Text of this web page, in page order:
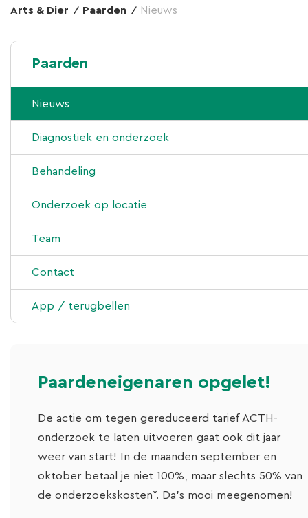
Arts & Dier Paarden Nieuws
Paarden
Nieuws
Diagnostiek en onderzoek
1e- en 2e lijns diergeneeskundige zorg
Aan- en verkoopkeuringen
Klinisch keuren/ -onderzoek
Scopie
Röntgenonderzoek
Mobiele röntgen
Chiropractie
Bloedonderzoek bij paarden
Sportpaardenbegeleiding
Behandeling
Chirugie
Gynaecologie
IRAP en PRP
Tandheelkunde
Lasertherapie
Onderzoek op locatie
Team
Klijndijk
Bears
Contact
App / terugbellen
Paardeneigenaren opgelet!
De actie om tegen gereduceerd tarief ACTH-
onderzoek te laten uitvoeren gaat ook dit jaar
weer van start! In de maanden september en
oktober betaal je niet 100%, maar slechts 50% van
de onderzoekskosten*. Da’s mooi meegenomen!